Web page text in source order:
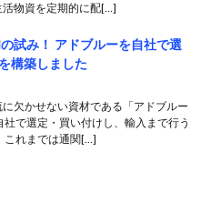
活物資を定期的に配[…]
試み！ アドブルーを自社で選
構築しました
欠かせない資材である「アドブルー
社で選定・買い付けし、輸入まで行う
これまでは通関[…]